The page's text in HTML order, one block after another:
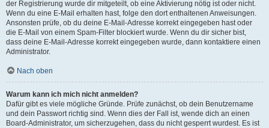
der Registrierung wurde dir mitgeteilt, ob eine Aktivierung nötig ist oder nicht.
Wenn du eine E-Mail erhalten hast, folge den dort enthaltenen Anweisungen.
Ansonsten prüfe, ob du deine E-Mail-Adresse korrekt eingegeben hast oder
die E-Mail von einem Spam-Filter blockiert wurde. Wenn du dir sicher bist,
dass deine E-Mail-Adresse korrekt eingegeben wurde, dann kontaktiere einen
Administrator.
Nach oben
Warum kann ich mich nicht anmelden?
Dafür gibt es viele mögliche Gründe. Prüfe zunächst, ob dein Benutzername
und dein Passwort richtig sind. Wenn dies der Fall ist, wende dich an einen
Board-Administrator, um sicherzugehen, dass du nicht gesperrt wurdest. Es ist